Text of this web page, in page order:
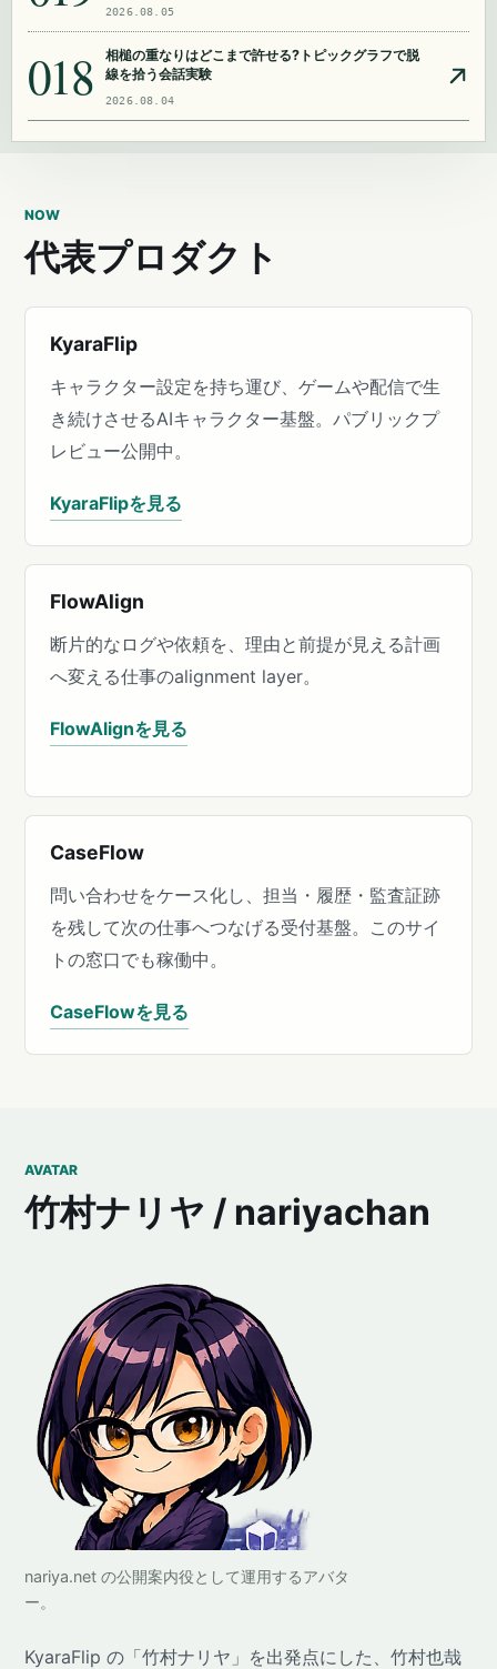
2026.08.05
018
相槌の重なりはどこまで許せる?トピックグラフで脱
線を拾う会話実験
2026.08.04
NOW
代表プロダクト
KyaraFlip
キャラクター設定を持ち運び、ゲームや配信で生
き続けさせるAIキャラクター基盤。パブリックプ
レビュー公開中。
KyaraFlipを見る
FlowAlign
断片的なログや依頼を、理由と前提が見える計画
へ変える仕事のalignment layer。
FlowAlignを見る
CaseFlow
問い合わせをケース化し、担当・履歴・監査証跡
を残して次の仕事へつなげる受付基盤。このサイ
トの窓口でも稼働中。
CaseFlowを見る
AVATAR
竹村ナリヤ / nariyachan
nariya.net の公開案内役として運用するアバタ
ー。
KyaraFlip の「竹村ナリヤ」を出発点にした、竹村也哉